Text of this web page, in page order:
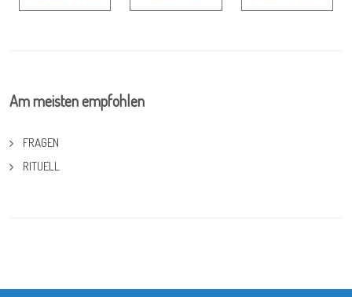
Am meisten empfohlen
FRAGEN
RITUELL